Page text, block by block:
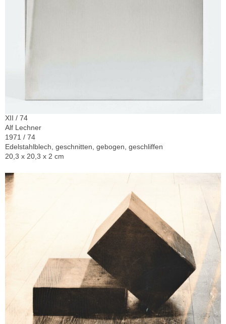
XII / 74
Alf Lechner
1971 / 74
Edelstahlblech, geschnitten, gebogen, geschliffen
20,3 x 20,3 x 2 cm